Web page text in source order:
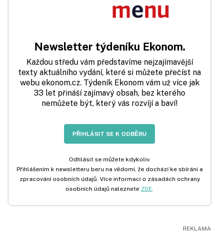
Newsletter týdeníku Ekonom.
Každou středu vám představíme nejzajímavější
texty aktuálního vydání, které si můžete přečíst na
webu ekonom.cz. Týdeník Ekonom vám už více jak
33 let přináší zajímavý obsah, bez kterého
nemůžete být, který vás rozvíjí a baví!
PŘIHLÁSIT SE K ODBĚRU
Odhlásit se můžete kdykoliv.
Přihlášením k newsletteru beru na vědomí, že dochází ke sbírání a
zpracování osobních údajů. Více informací o zásadách ochrany
osobních údajů naleznete ZDE.